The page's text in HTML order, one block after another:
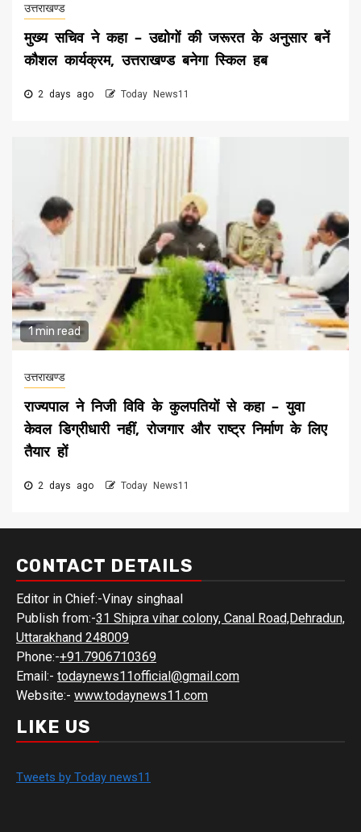
उत्तराखण्ड
मुख्य सचिव ने कहा – उद्योगों की जरूरत के अनुसार बनें
कौशल कार्यक्रम, उत्तराखण्ड बनेगा स्किल हब
2 days ago Today News11
1 min read
उत्तराखण्ड
राज्यपाल ने निजी विवि के कुलपतियों से कहा – युवा
केवल डिग्रीधारी नहीं, रोजगार और राष्ट्र निर्माण के लिए
तैयार हों
2 days ago Today News11
CONTACT DETAILS
Editor in Chief:-Vinay singhaal
Publish from:-31 Shipra vihar colony, Canal Road,Dehradun,
Uttarakhand 248009
Phone:-+91.7906710369
Email:- todaynews11official@gmail.com
Website:- www.todaynews11.com
LIKE US
Tweets by Today news11